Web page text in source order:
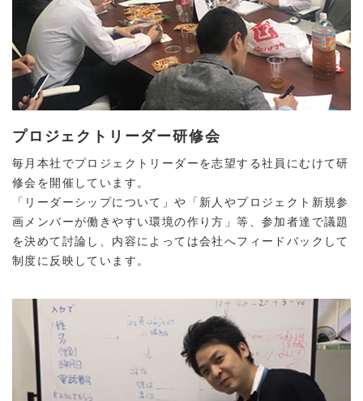
プロジェクトリーダー研修会
毎月本社でプロジェクトリーダーを志望する社員にむけて研
修会を開催しています。
「リーダーシップについて」や「新人やプロジェクト新規参
画メンバーが働きやすい環境の作り方」等、参加者達で議題
を決めて討論し、内容によっては会社へフィードバックして
制度に反映しています。